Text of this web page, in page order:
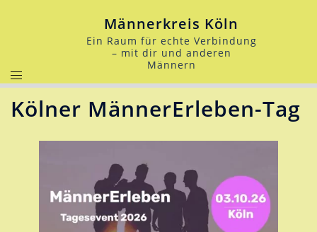
Männerkreis Köln
Ein Raum für echte Verbindung
– mit dir und anderen
Männern
Kölner MännerErleben-Tag